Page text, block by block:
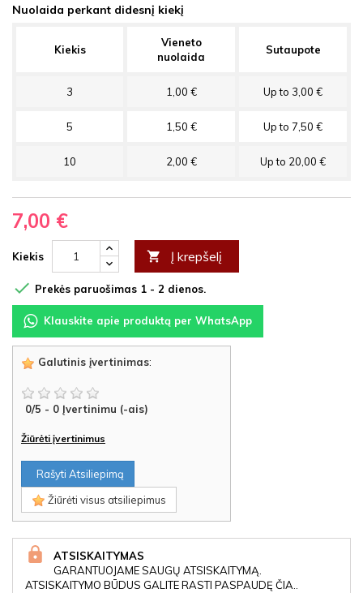
Nuolaida perkant didesnį kiekį
Kiekis
Vieneto
nuolaida
Sutaupote
3 1,00 € Up to 3,00 €
5 1,50 € Up to 7,50 €
10 2,00 € Up to 20,00 €
7,00 €
Kiekis  Į krepšelį
 Prekės paruošimas 1 - 2 dienos.
Klauskite apie produktą per WhatsApp
Galutinis įvertinimas:
0/5 - 0 Įvertinimu (-ais)
Žiūrėti įvertinimus
Rašyti Atsiliepimą
Žiūrėti visus atsiliepimus
ATSISKAITYMAS
GARANTUOJAME SAUGŲ ATSISKAITYMĄ.
ATSISKAITYMO BŪDUS GALITE RASTI PASPAUDĘ ČIA..